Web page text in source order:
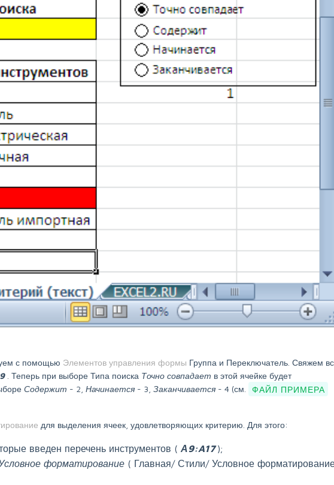
с помощью Элементов управления формы Группа и Переключатель. Свяжем
. Теперь при выборе Типа поиска Точно совпадает в этой ячейке будет
Содержит - 2, Начинается - 3, Заканчивается - 4 (см.
ФАЙЛ ПРИМЕРА
для выделения ячеек, удовлетворяющих критерию. Для этого:
введен перечень инструментов ( А9:A17);
форматирование ( Главная/ Стили/ Условное